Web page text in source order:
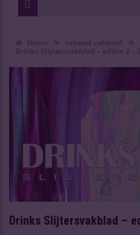
Drinks Slijtersvakblad –